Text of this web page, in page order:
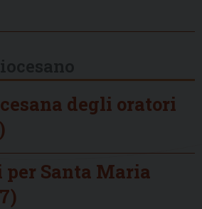
degli oratori
per Santa Maria